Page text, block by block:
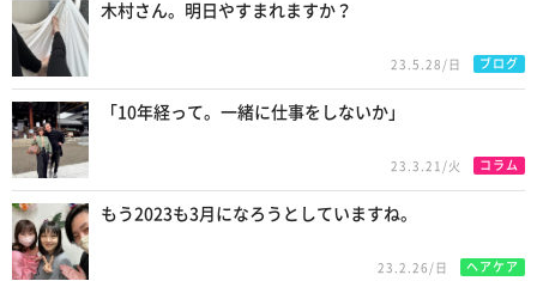
木村さん。明日やすまれますか？
23.5.28/日 ブログ
「10年経って。一緒に仕事をしないか」
23.3.21/火 コラム
もう2023も3月になろうとしていますね。
23.2.26/日 ヘアケア